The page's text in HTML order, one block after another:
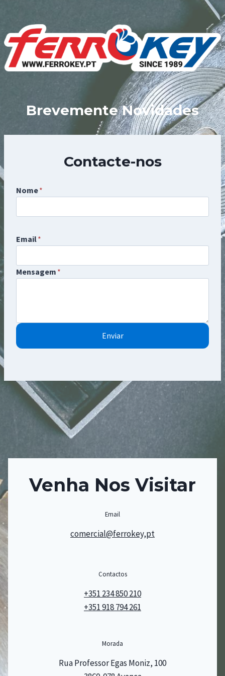
content
Brevemente Novidades
Contacte-nos
Nome*
Email*
Mensagem *
Enviar
Venha Nos Visitar
Email
comercial@ferrokey,pt
Contactos
+351 234 850 210
+351 918 794 261
Morada
Rua Professor Egas Moniz, 100